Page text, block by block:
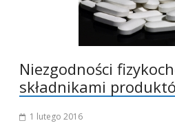
Niezgodności
składnikami
1 lutego 2016